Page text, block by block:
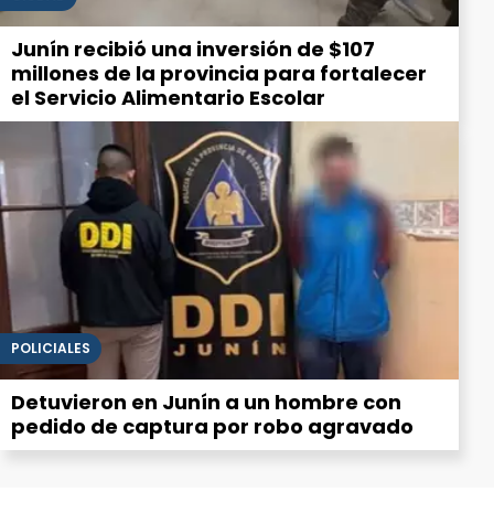
Junín recibió una inversión de $107
millones de la provincia para fortalecer
el Servicio Alimentario Escolar
POLICIALES
Detuvieron en Junín a un hombre con
pedido de captura por robo agravado